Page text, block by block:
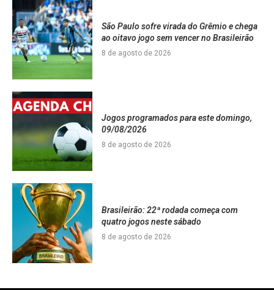
São Paulo sofre virada do Grêmio e chega
ao oitavo jogo sem vencer no Brasileirão
8 de agosto de 2026
Jogos programados para este domingo,
09/08/2026
8 de agosto de 2026
Brasileirão: 22ª rodada começa com
quatro jogos neste sábado
8 de agosto de 2026